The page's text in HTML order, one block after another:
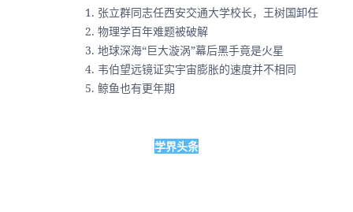
张立群同志任西安交通大学校长，王树国卸任
物理学百年难题被破解
地球深海“巨大漩涡”幕后黑手竟是火星
韦伯望远镜证实宇宙膨胀的速度并不相同
鲸鱼也有更年期
学界头条